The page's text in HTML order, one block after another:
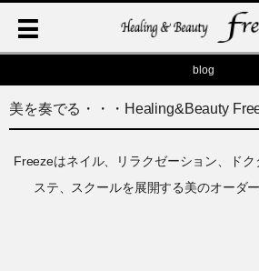
blog
美を奏でる・・・Healing&Beauty
Freezeはネイル、リラクゼーション、ド
ステ、スクールを展開する美のオーダ